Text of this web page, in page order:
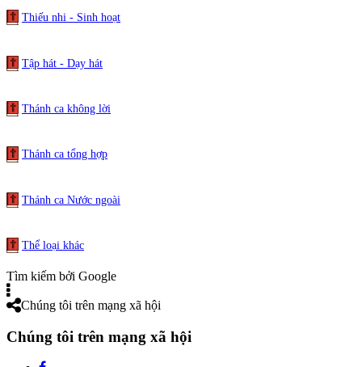
Thiếu nhi - Sinh hoạt
Tập hát - Dạy hát
Thánh ca không lời
Thánh ca tổng hợp
Thánh ca Nước ngoài
Thể loại khác
Tìm kiếm bởi Google
Chúng tôi trên mạng xã hội
Chúng tôi trên mạng xã hội